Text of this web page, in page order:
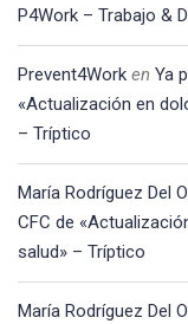
P4Work – Trabajo &
Prevent4Work en Ya
«Actualización en
– Tríptico
María Rodríguez Del
CFC de
salud» – Tríptico
María Rodríguez Del